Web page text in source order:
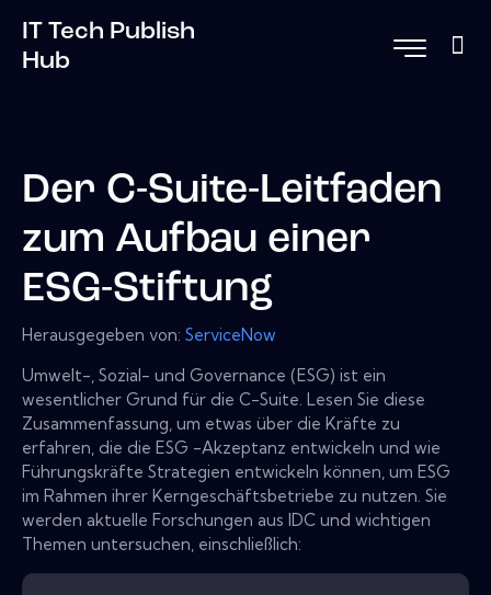
IT Tech Publish
Hub
Der C-Suite-Leitfaden
zum Aufbau einer
ESG-Stiftung
Herausgegeben von: ServiceNow
Umwelt-, Sozial- und Governance (ESG) ist ein
wesentlicher Grund für die C-Suite. Lesen Sie diese
Zusammenfassung, um etwas über die Kräfte zu
erfahren, die die ESG -Akzeptanz entwickeln und wie
Führungskräfte Strategien entwickeln können, um ESG
im Rahmen ihrer Kerngeschäftsbetriebe zu nutzen. Sie
werden aktuelle Forschungen aus IDC und wichtigen
Themen untersuchen, einschließlich: